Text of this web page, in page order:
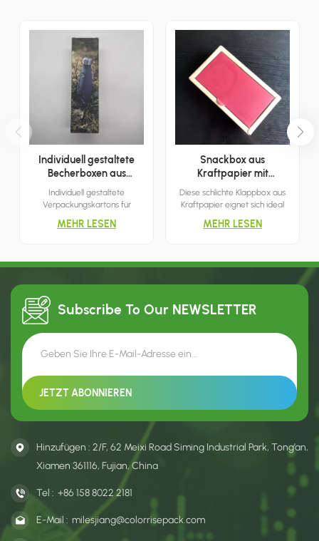
Individuell gestaltete
Becherboxen aus
Wellpappe
Individuell gestaltete
Verpackungskartons für
Transport und präsentieren
Becherherstellers, was
MEHR LESEN
Snackbox aus
Kraftpapier mit
Klappdeckel
Diese schlichte Klappbox aus
Kraftpapier eignet sich ideal
und Leckereien. Einfach den
ist minimalistisch und
MEHR LESEN
Subscribe To Our NEWSLETTER
Hinzufügen : 2/F, 62 Meixi Road Siming Industrial Park, Tong’an,
Xiamen 361116, Fujian, China
Tel : +86 158 8022 2181
E-Mail : milesjiang@colorrisepack.com